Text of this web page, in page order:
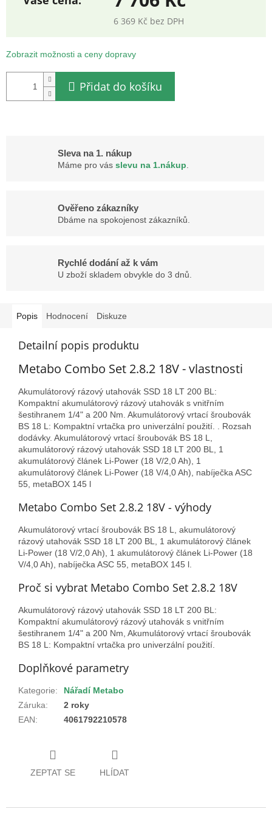
6 369 Kč bez DPH
cena:
Zobrazit možnosti a ceny dopravy
Přidat do košíku
Sleva na 1. nákup
Máme pro vás slevu na 1.nákup
Ověřeno zákazníky
Dbáme na spokojenost zákazníků.
Rychlé dodání až k vám
U zboží skladem obvykle do 3 dnů.
Popis Hodnocení Diskuze
Detailní popis produktu
Metabo Combo Set 2.8.2 18V - vlastnosti
Akumulátorový rázový utahovák SSD 18 LT 200 BL:
Kompaktní akumulátorový rázový utahovák s vnitřním
šestihranem 1/4" a 200 Nm. Akumulátorový vrtací šroubovák
BS 18 L: Kompaktní vrtačka pro univerzální použití. . Rozsah
dodávky. Akumulátorový vrtací šroubovák BS 18 L,
akumulátorový rázový utahovák SSD 18 LT 200 BL, 1
akumulátorový článek Li-Power (18 V/2,0 Ah), 1
akumulátorový článek Li-Power (18 V/4,0 Ah), nabíječka ASC
55, metaBOX 145 l
Metabo Combo Set 2.8.2 18V - výhody
Akumulátorový vrtací šroubovák BS 18 L, akumulátorový
rázový utahovák SSD 18 LT 200 BL, 1 akumulátorový článek
Li-Power (18 V/2,0 Ah), 1 akumulátorový článek Li-Power (18
V/4,0 Ah), nabíječka ASC 55, metaBOX 145 l.
Proč si vybrat Metabo Combo Set 2.8.2 18V
Akumulátorový rázový utahovák SSD 18 LT 200 BL:
Kompaktní akumulátorový rázový utahovák s vnitřním
šestihranem 1/4" a 200 Nm, Akumulátorový vrtací šroubovák
BS 18 L: Kompaktní vrtačka pro univerzální použití.
Doplňkové parametry
Kategorie:
Nářadí Metabo
Záruka:
2 roky
EAN: 4061792210578
ZEPTAT SE HLÍDAT